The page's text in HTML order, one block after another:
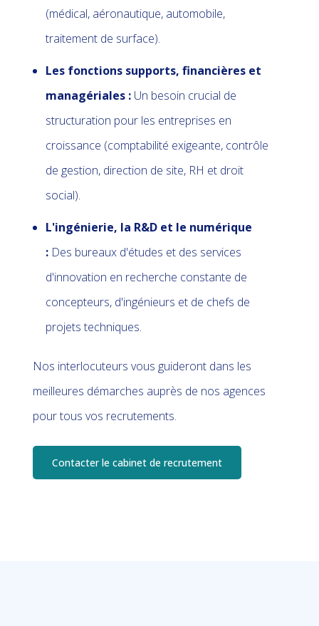
(médical, aéronautique, automobile,
traitement de surface).
Les fonctions supports, financières et
managériales : Un besoin crucial de
structuration pour les entreprises en
croissance (comptabilité exigeante, contrôle
de gestion, direction de site, RH et droit
social).
L'ingénierie, la R&D et le numérique
: Des bureaux d'études et des services
d'innovation en recherche constante de
concepteurs, d'ingénieurs et de chefs de
projets techniques.
Nos interlocuteurs vous guideront dans les
meilleures démarches auprès de nos agences
pour tous vos recrutements.
Contacter le cabinet de recrutement